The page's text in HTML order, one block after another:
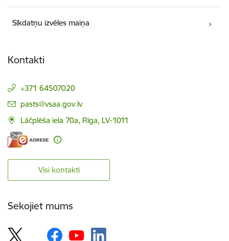
Sīkdatņu izvēles maiņa
Kontakti
+371 64507020
E-pasts:
pasts@vsaa.gov.lv
Lāčplēša iela 70a, Rīga, LV-1011
Visi kontakti
Sekojiet mums